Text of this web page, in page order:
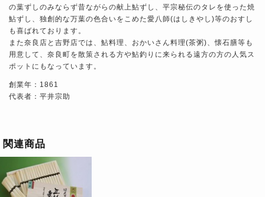
の葉ずしのみならず昔ながらの献上鮎ずし、平宗秘伝のタレを使った焼
鮎ずし、独創的な万葉の色合いをこめた愛八師(はしきやし)等のおすし
も喜ばれております。
また奈良店と吉野店では、鮎料理、おかいさん料理(茶粥)、懐石膳等も
用意して、奈良町を散策される方や鮎釣りに来られる遠方の方の人気ス
ポットにもなっています。
創業年：1861
代表者：平井宗助
関連商品